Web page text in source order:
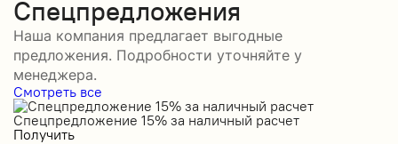
Спецпредложения
Наша компания предлагает выгодные
предложения. Подробности уточняйте у
менеджера.
Смотреть все
Спецпредложение 15% за наличный расчет
Получить